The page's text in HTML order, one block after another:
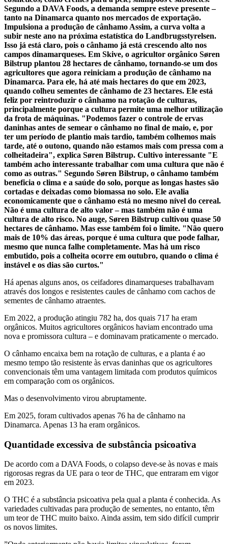
Segundo a DAVA Foods, a demanda sempre esteve presente –
tanto na Dinamarca quanto nos mercados de exportação.
Impulsiona a produção de cânhamo Assim, a curva volta a
subir neste ano na próxima estatística do Landbrugsstyrelsen.
Isso já está claro, pois o cânhamo já está crescendo alto nos
campos dinamarqueses. Em Skive, o agricultor orgânico Søren
Bilstrup plantou 28 hectares de cânhamo, tornando-se um dos
agricultores que agora reiniciam a produção de cânhamo na
Dinamarca. Para ele, há até mais hectares do que em 2023,
quando colheu sementes de cânhamo de 23 hectares. Ele está
feliz por reintroduzir o cânhamo na rotação de culturas,
principalmente porque a cultura permite uma melhor utilização
da frota de máquinas. "Podemos fazer o controle de ervas
daninhas antes de semear o cânhamo no final de maio, e, por
ter um período de plantio mais tardio, também colhemos mais
tarde, até o outono, quando não estamos mais com pressa com a
colheitadeira", explica Søren Bilstrup. Cultivo interessante "E
também acho interessante trabalhar com uma cultura que não é
como as outras." Segundo Søren Bilstrup, o cânhamo também
beneficia o clima e a saúde do solo, porque as longas hastes são
cortadas e deixadas como biomassa no solo. Ele avalia
economicamente que o cânhamo está no mesmo nível do cereal.
Não é uma cultura de alto valor – mas também não é uma
cultura de alto risco. No auge, Søren Bilstrup cultivou quase 50
hectares de cânhamo. Mas esse também foi o limite. "Não quero
mais de 10% das áreas, porque é uma cultura que pode falhar,
mesmo que nunca falhe completamente. Mas há um risco
embutido, pois a colheita ocorre em outubro, quando o clima é
instável e os dias são curtos."
Há apenas alguns anos, os ceifadores dinamarqueses trabalhavam
através dos longos e resistentes caules de cânhamo com cachos de
sementes de cânhamo atraentes.
Em 2022, a produção atingiu 782 ha, dos quais 717 ha eram
orgânicos. Muitos agricultores orgânicos haviam encontrado uma
nova e promissora cultura – e dominavam praticamente o mercado.
O cânhamo encaixa bem na rotação de culturas, e a planta é ao
mesmo tempo tão resistente às ervas daninhas que os agricultores
convencionais têm uma vantagem limitada com produtos químicos
em comparação com os orgânicos.
Mas o desenvolvimento virou abruptamente.
Em 2025, foram cultivados apenas 76 ha de cânhamo na
Dinamarca. Apenas 13 ha eram orgânicos.
Quantidade excessiva de substância psicoativa
De acordo com a DAVA Foods, o colapso deve-se às novas e mais
rigorosas regras da UE para o teor de THC, que entraram em vigor
em 2023.
O THC é a substância psicoativa pela qual a planta é conhecida. As
variedades cultivadas para produção de sementes, no entanto, têm
um teor de THC muito baixo. Ainda assim, tem sido difícil cumprir
os novos limites.